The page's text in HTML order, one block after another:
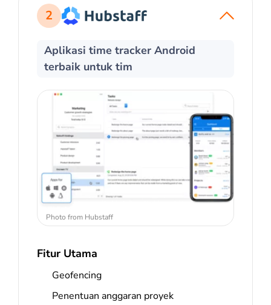
2
Aplikasi time tracker Android
terbaik untuk tim
Photo from Hubstaff
Fitur Utama
Geofencing
Penentuan anggaran proyek